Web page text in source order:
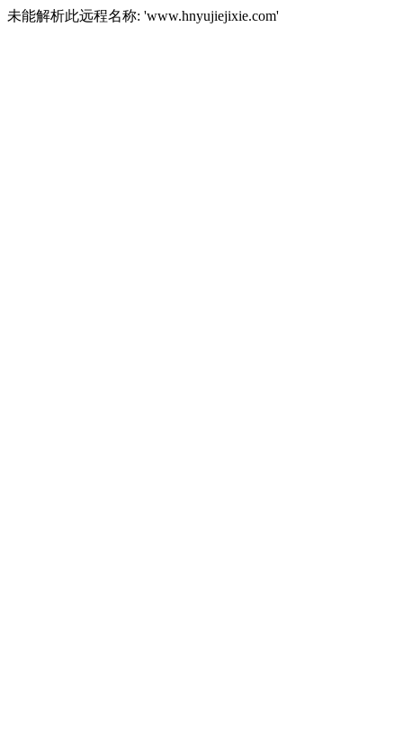
未能解析此远程名称: 'www.hnyujiejixie.com'